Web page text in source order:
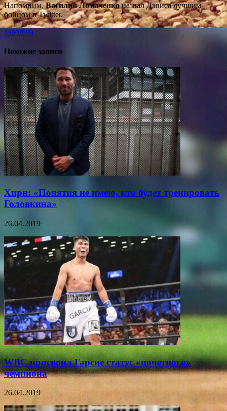
Напомним,Василий Ломаченконазвал Дэвиса лучшим
бойцом в Twitter.
xsport.ua
Похожие записи
Хирн: «Понятия не имею, кто будет тренировать
Головкина»
26.04.2019
WBC присвоил Гарсие статус «почетного»
чемпиона
26.04.2019